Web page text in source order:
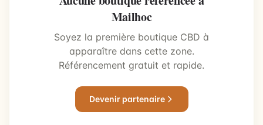
Mailhoc
Soyez la première boutique CBD à
apparaître dans cette zone.
Référencement gratuit et rapide.
Devenir partenaire